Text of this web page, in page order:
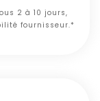
2 à 10 jours,
fournisseur.*